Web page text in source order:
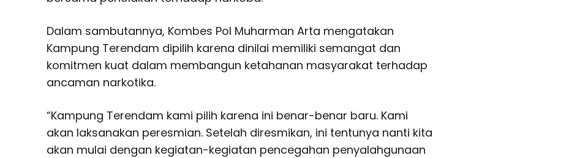
Dalam sambutannya, Kombes Pol Muharman Arta mengatakan
Kampung Terendam dipilih karena dinilai memiliki semangat dan
komitmen kuat dalam membangun ketahanan masyarakat terhadap
ancaman narkotika.
“Kampung Terendam kami pilih karena ini benar-benar baru. Kami
akan laksanakan peresmian. Setelah diresmikan, ini tentunya nanti kita
akan mulai dengan kegiatan-kegiatan pencegahan penyalahgunaan